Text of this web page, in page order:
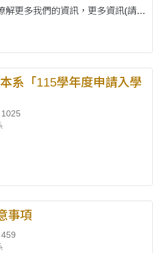
index.jsp?DOC=32
系「115學年度申請入學
事項